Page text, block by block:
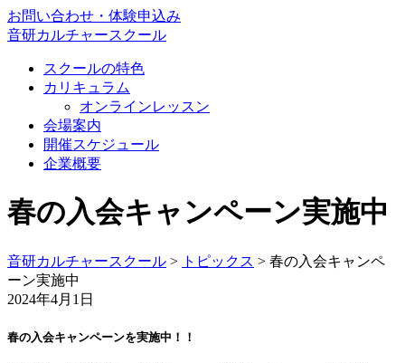
お問い合わせ・体験申込み
音研カルチャースクール
スクールの特色
カリキュラム
オンラインレッスン
会場案内
開催スケジュール
企業概要
春の入会キャンペーン実施中
音研カルチャースクール > トピックス > 春の入会キャンペ
ーン実施中
2024年4月1日
春の入会キャンペーンを実施中！！